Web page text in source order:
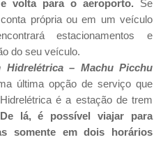
volta para o aeroporto. Se
própria ou em um veículo
estacionamentos e
do seu veículo.
Hidrelétrica – Machu Picchu
última opção de serviço que
é a estação de trem
De lá, é possível viajar para
somente em dois horários